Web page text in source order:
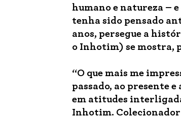
humano e natureza –
tenha sido pensado
anos, persegue a
o Inhotim) se mostra,
“O que mais me
passado, ao presente
em atitudes
Inhotim. Colecionador